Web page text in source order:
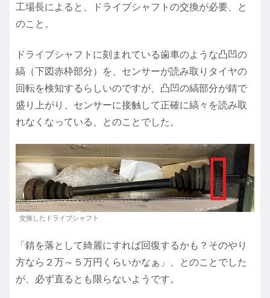
工場長によると、ドライブシャフトの交換が必要、と
のこと。
ドライブシャフトに刻まれている歯車のような凸凹の
縞（下図赤枠部分）を、センサーが読み取りタイヤの
回転を検知するらしいのですが、凸凹の縞部分が錆で
盛り上がり、センサーに接触して正確に縞々を読み取
れなくなっている、とのことでした。
交換したドライブシャフト
「錆を落として綺麗にすれば回復するかも？そのやり
方なら２万～５万円くらいかなぁ」、とのことでした
が、必ず直るとも限らないようです。